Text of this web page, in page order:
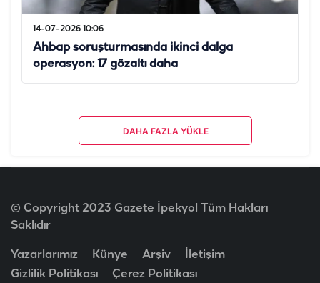
14-07-2026 10:06
Ahbap soruşturmasında ikinci dalga
operasyon: 17 gözaltı daha
DAHA FAZLA YÜKLE
© Copyright 2023 Gazete İpekyol Tüm Hakları
Saklıdır
Yazarlarımız Künye Arşiv
İletişim
Gizlilik Politikası
Çerez Politikası